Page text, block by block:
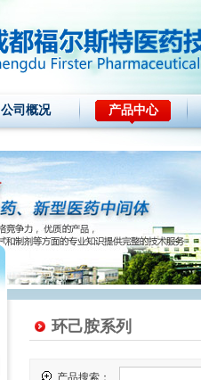
公司概况 产品中心
环己胺系列
产品搜索：